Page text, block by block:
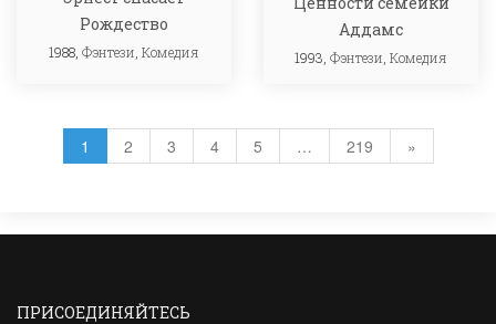
Рождество
1988, Фэнтези Комедия
Аддамс
1993,Фэнтези ,Комедия
1 2 3 4 5 … 219 »
ПРИСОЕДИНЯЙТЕСЬ